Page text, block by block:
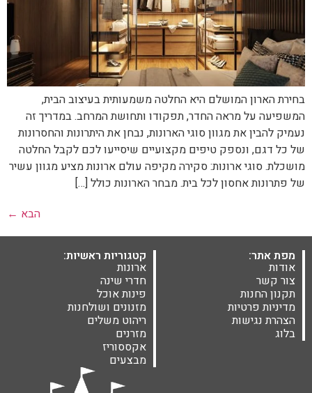
בחירת הארון המושלם היא החלטה משמעותית בעיצוב הבית,
המשפיעה על מראה החדר, תפקודו ותחושת המרחב. במדריך זה
נעמיק להבין את מגוון סוגי הארונות, נבחן את היתרונות והחסרונות
של כל דגם, ונספק טיפים מקצועיים שיסייעו לכם לקבל החלטה
מושכלת. סוגי ארונות: סקירה מקיפה עולם ארונות מציע מגוון עשיר
של פתרונות אחסון לכל בית. מבחר הארונות כולל […]
הבא ←
מפת אתר:
אודות
צור קשר
תקנון החנות
מדיניות פרטיות
הצהרת נגישות
בלוג
קטגוריות ראשיות:
ארונות
חדרי שינה
פינות אוכל
מזנונים ושולחנות
ריהוט משלים
מזרנים
אקססוריז
מבצעים